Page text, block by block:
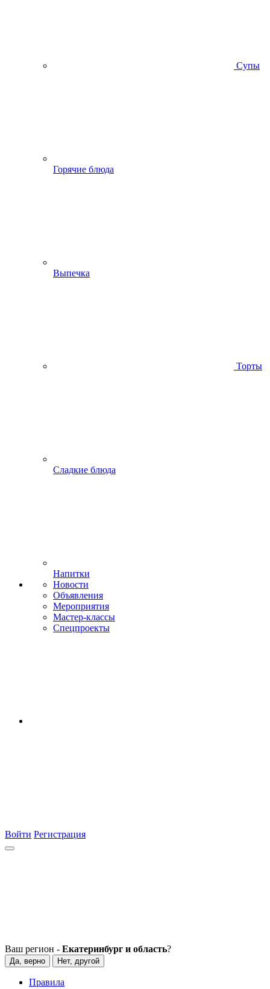
Супы
Горячие блюда
Выпечка
Торты
Сладкие блюда
Напитки
Новости
Объявления
Мероприятия
Мастер-классы
Спецпроекты
Войти Регистрация
Ваш регион - Екатеринбург и область?
Да, верно Нет, другой
Правила